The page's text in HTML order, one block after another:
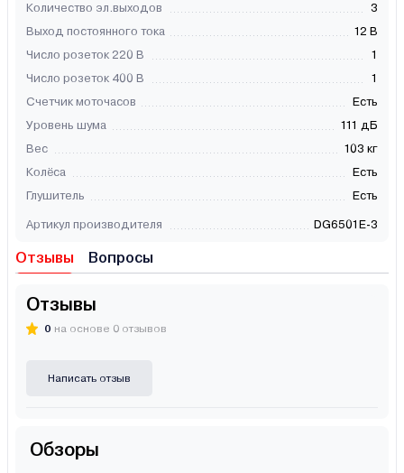
Количество эл.выходов
3
Выход постоянного тока
12 В
Число розеток 220 В
1
Число розеток 400 В
1
Счетчик моточасов
Есть
Уровень шума
111 дБ
Вес
103 кг
Колёса
Есть
Глушитель
Есть
Артикул производителя DG6501E-3
Отзывы Вопросы
Отзывы
0 на основе 0 отзывов
Написать отзыв
Обзоры